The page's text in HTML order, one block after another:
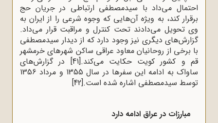
احتمال می‌داد با سیدمصطفی ارتباطی در جریان حج
برقرار کند، به ویژه آن‌هایی که وجوه شرعی را از ایران به
وی تحویل می‌دادند تحت کنترل و مراقبت قرار می‌داد.
گزارش‌های دیگری نیز وجود دارد که از دیدار سیدمصطفی
با برخی از روحانیان معاود عراقی ساکن شهرهای خرمشهر
قم و کشور کویت حکایت می‌کند.[41] در گزارش‌های
ساواک به ادامه این سفرها در سال‌ 1355 و مرداد 1356
توسط سیدمصطفی اشاره شده است.[42]
مبارزات در عراق ادامه دارد